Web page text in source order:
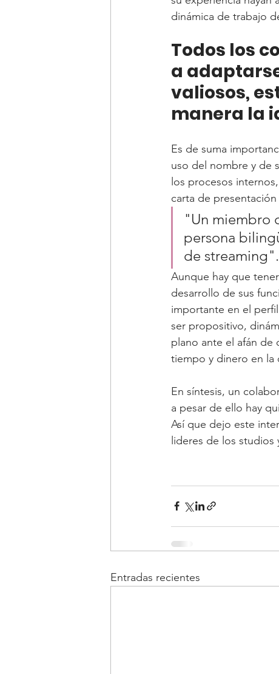
dinámica de trabajo
Todos los
a
valiosos,
manera la
Es de suma
uso del nombre y de
los procesos
carta de
"Un miembro
persona
de streaming".
Aunque hay que
desarrollo de sus
importante en el
ser propositivo,
plano ante el afán de
tiempo y dinero en la
En síntesis, un
a pesar de ello hay
Así que dejo este
lideres de los
Entradas recientes